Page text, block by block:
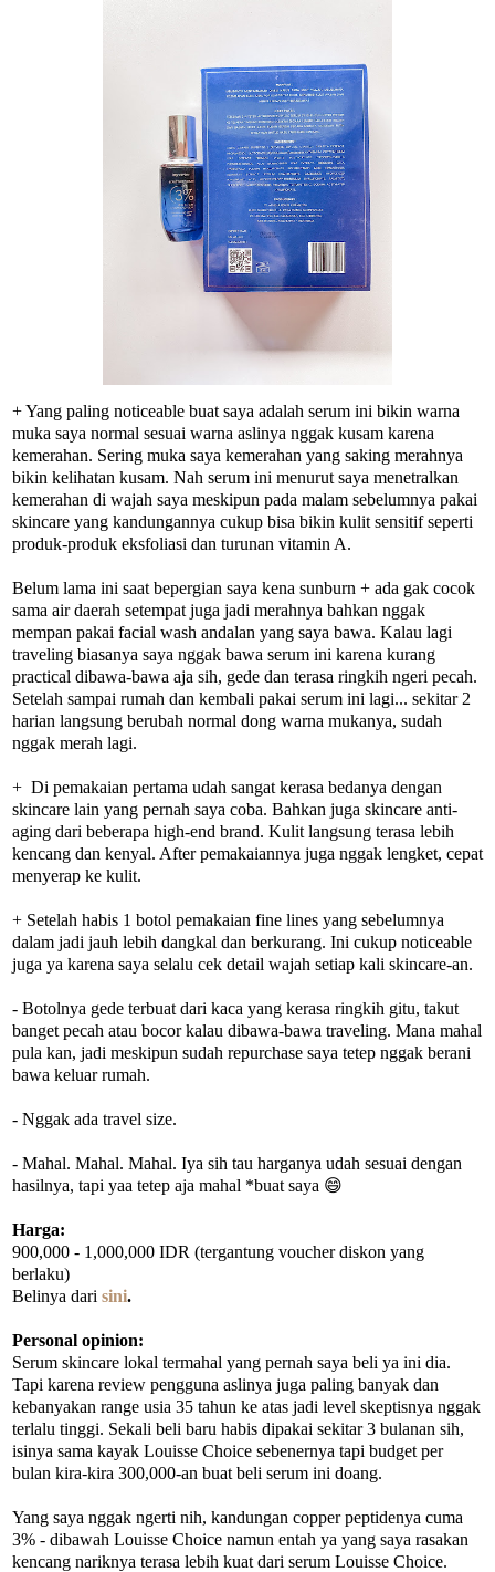
+ Yang paling noticeable buat saya adalah serum ini bikin warna
muka saya normal sesuai warna aslinya nggak kusam karena
kemerahan. Sering muka saya kemerahan yang saking merahnya
bikin kelihatan kusam. Nah serum ini menurut saya menetralkan
kemerahan di wajah saya meskipun pada malam sebelumnya pakai
skincare yang kandungannya cukup bisa bikin kulit sensitif seperti
produk-produk eksfoliasi dan turunan vitamin A.
Belum lama ini saat bepergian saya kena sunburn + ada gak cocok
sama air daerah setempat juga jadi merahnya bahkan nggak
mempan pakai facial wash andalan yang saya bawa. Kalau lagi
traveling biasanya saya nggak bawa serum ini karena kurang
practical dibawa-bawa aja sih, gede dan terasa ringkih ngeri pecah.
Setelah sampai rumah dan kembali pakai serum ini lagi... sekitar 2
harian langsung berubah normal dong warna mukanya, sudah
nggak merah lagi.
+ Di pemakaian pertama udah sangat kerasa bedanya dengan
skincare lain yang pernah saya coba. Bahkan juga skincare anti-
aging dari beberapa high-end brand. Kulit langsung terasa lebih
kencang dan kenyal. After pemakaiannya juga nggak lengket, cepat
menyerap ke kulit.
+ Setelah habis 1 botol pemakaian fine lines yang sebelumnya
dalam jadi jauh lebih dangkal dan berkurang. Ini cukup noticeable
juga ya karena saya selalu cek detail wajah setiap kali skincare-an.
- Botolnya gede terbuat dari kaca yang kerasa ringkih gitu, takut
banget pecah atau bocor kalau dibawa-bawa traveling. Mana mahal
pula kan, jadi meskipun sudah repurchase saya tetep nggak berani
bawa keluar rumah.
- Nggak ada travel size.
- Mahal. Mahal. Mahal. Iya sih tau harganya udah sesuai dengan
hasilnya, tapi yaa tetep aja mahal *buat saya 😄
Harga:
900,000 - 1,000,000 IDR (tergantung voucher diskon yang
berlaku)
Belinya dari sini.
Personal opinion:
Serum skincare lokal termahal yang pernah saya beli ya ini dia.
Tapi karena review pengguna aslinya juga paling banyak dan
kebanyakan range usia 35 tahun ke atas jadi level skeptisnya nggak
terlalu tinggi. Sekali beli baru habis dipakai sekitar 3 bulanan sih,
isinya sama kayak Louisse Choice sebenernya tapi budget per
bulan kira-kira 300,000-an buat beli serum ini doang.
Yang saya nggak ngerti nih, kandungan copper peptidenya cuma
3% - dibawah Louisse Choice namun entah ya yang saya rasakan
kencang nariknya terasa lebih kuat dari serum Louisse Choice.